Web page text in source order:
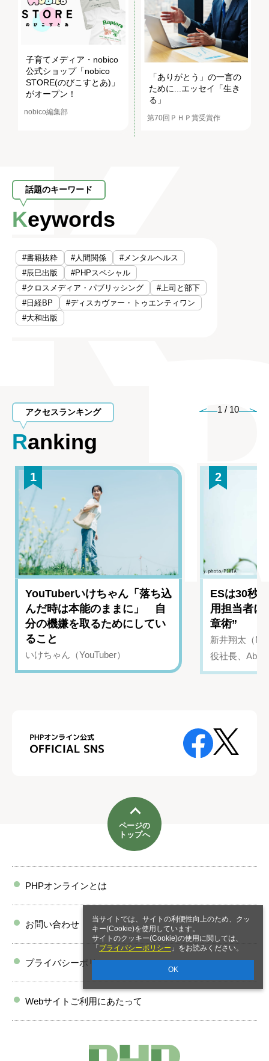
当サイトでは、サイトの利便性向上のため、クッ
キー(Cookie)を使用しています。
サイトのクッキー(Cookie)の使用に関しては、
「 プライバシーポリシー 」をお読みください。
OK
子育てメディア・nobico
公式ショップ「nobico
STORE(のびこすとあ)」
がオープン！
nobico編集部
「ありがとう」の一言の
ために...エッセイ「生き
る」
第70回ＰＨＰ賞受賞作
話題のキーワード
Keywords
#書籍抜粋 #人間関係
#メンタルヘルス
#辰巳出版
#PHPスペシャル
#クロスメディア・パブリッシング
#上司と部下
#日経BP
#ディスカヴァー・トゥエンティワン
#大和出版
アクセスランキング
Ranking
1 / 10
1
YouTuberいけちゃん「落ち込
んだ時は本能のままに」 自
分の機嫌を取るためにしてい
ること
いけちゃん（YouTuber）
2
ESは30秒
用担当者に
章術”
新井翔太（
役社長、
ページの
トップへ
PHPオンラインとは
お問い合わせ
プライバシーポリシー
Webサイトご利用にあたって